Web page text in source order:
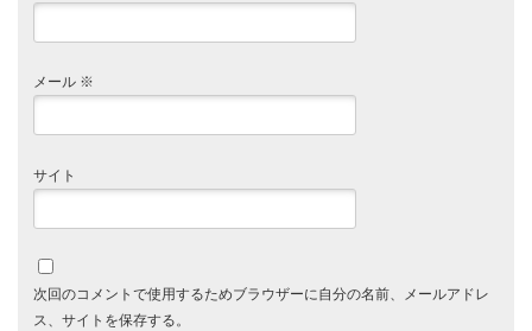
メール ※
サイト
次回のコメントで使用するためブラウザーに自分の名前、メールアドレ
ス、サイトを保存する。